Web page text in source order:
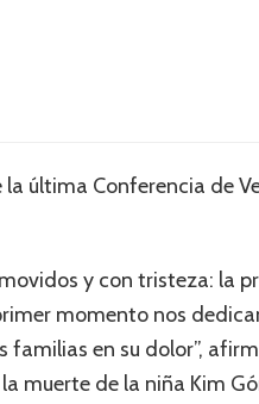
última Conferencia de
y con tristeza: la
momento nos
familias en su dolor”,
muerte de la niña Kim